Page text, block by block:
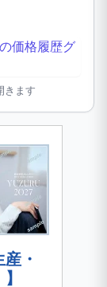
きます